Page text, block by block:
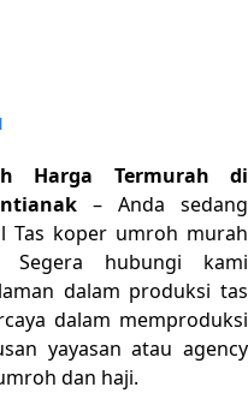
Harga Termurah di
– Anda sedang
Tas koper umroh murah
hubungi kami
dalam produksi tas
dalam memproduksi
yayasan atau agency
dan haji.